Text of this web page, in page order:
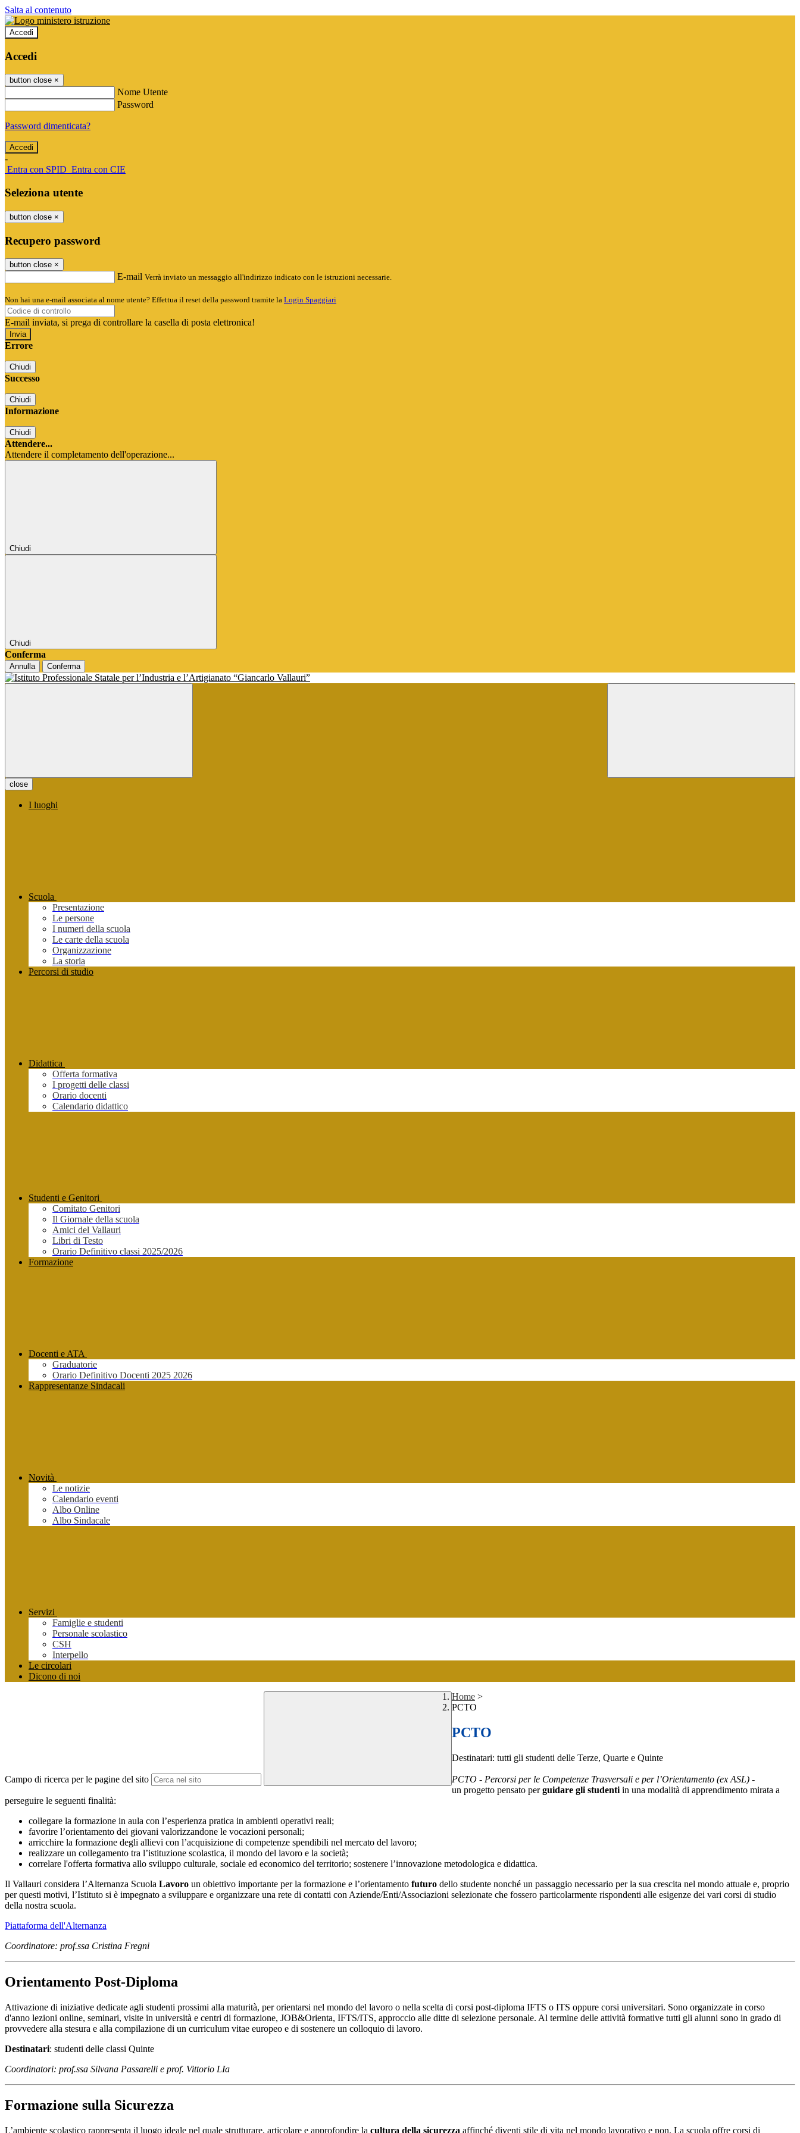
Salta al contenuto
Accedi
Accedi
button close ×
Nome Utente
Password
Password dimenticata?
-
Entra con SPID Entra con CIE
Seleziona utente
button close ×
Recupero password
button close ×
E-mail Verrà inviato un messaggio all'indirizzo indicato con le istruzioni necessarie.
Non hai una e-mail associata al nome utente? Effettua il reset della password tramite la Login Spaggiari
E-mail inviata, si prega di controllare la casella di posta elettronica!
Errore
Chiudi
Successo
Chiudi
Informazione
Chiudi
Attendere...
Attendere il completamento dell'operazione...
Chiudi
Chiudi
Conferma
Annulla Conferma
close
I luoghi
Scuola
Presentazione
Le persone
I numeri della scuola
Le carte della scuola
Organizzazione
La storia
Percorsi di studio
Didattica
Offerta formativa
I progetti delle classi
Orario docenti
Calendario didattico
Studenti e Genitori
Comitato Genitori
Il Giornale della scuola
Amici del Vallauri
Libri di Testo
Orario Definitivo classi 2025/2026
Formazione
Docenti e ATA
Graduatorie
Orario Definitivo Docenti 2025 2026
Rappresentanze Sindacali
Novità
Le notizie
Calendario eventi
Albo Online
Albo Sindacale
Servizi
Famiglie e studenti
Personale scolastico
CSH
Interpello
Le circolari
Dicono di noi
Campo di ricerca per le pagine del sito
Home >
PCTO
PCTO
Destinatari: tutti gli studenti delle Terze, Quarte e Quinte
PCTO - Percorsi per le Competenze Trasversali e per l’Orientamento (ex ASL) -
un progetto pensato per guidare gli studenti in una modalità di apprendimento mirata a
perseguire le seguenti finalità:
collegare la formazione in aula con l’esperienza pratica in ambienti operativi reali;
favorire l’orientamento dei giovani valorizzandone le vocazioni personali;
arricchire la formazione degli allievi con l’acquisizione di competenze spendibili nel mercato del lavoro;
realizzare un collegamento tra l’istituzione scolastica, il mondo del lavoro e la società;
correlare l'offerta formativa allo sviluppo culturale, sociale ed economico del territorio; sostenere l’innovazione metodologica e didattica.
Il Vallauri considera l’Alternanza Scuola Lavoro un obiettivo importante per la formazione e l’orientamento futuro dello studente nonché un passaggio necessario per la sua crescita nel mondo attuale e, proprio
per questi motivi, l’Istituto si è impegnato a sviluppare e organizzare una rete di contatti con Aziende/Enti/Associazioni selezionate che fossero particolarmente rispondenti alle esigenze dei vari corsi di studio
della nostra scuola.
Piattaforma dell'Alternanza
Coordinatore: prof.ssa Cristina Fregni
Orientamento Post-Diploma
Attivazione di iniziative dedicate agli studenti prossimi alla maturità, per orientarsi nel mondo del lavoro o nella scelta di corsi post-diploma IFTS o ITS oppure corsi universitari. Sono organizzate in corso
d'anno lezioni online, seminari, visite in università e centri di formazione, JOB&Orienta, IFTS/ITS, approccio alle ditte di selezione personale. Al termine delle attività formative tutti gli alunni sono in grado di
provvedere alla stesura e alla compilazione di un curriculum vitae europeo e di sostenere un colloquio di lavoro.
Destinatari: studenti delle classi Quinte
Coordinatori: prof.ssa Silvana Passarelli e prof. Vittorio LIa
Formazione sulla Sicurezza
L’ambiente scolastico rappresenta il luogo ideale nel quale strutturare, articolare e approfondire la cultura della sicurezza affinché diventi stile di vita nel mondo lavorativo e non. La scuola offre corsi di